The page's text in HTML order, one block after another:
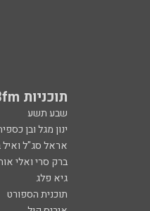
תוכניות 103fm
שבע תשע
ינון מגל ובן
אראל סג"ל ואיל
ברק סרי ואלי
גיא פלג
תוכנית הספורט